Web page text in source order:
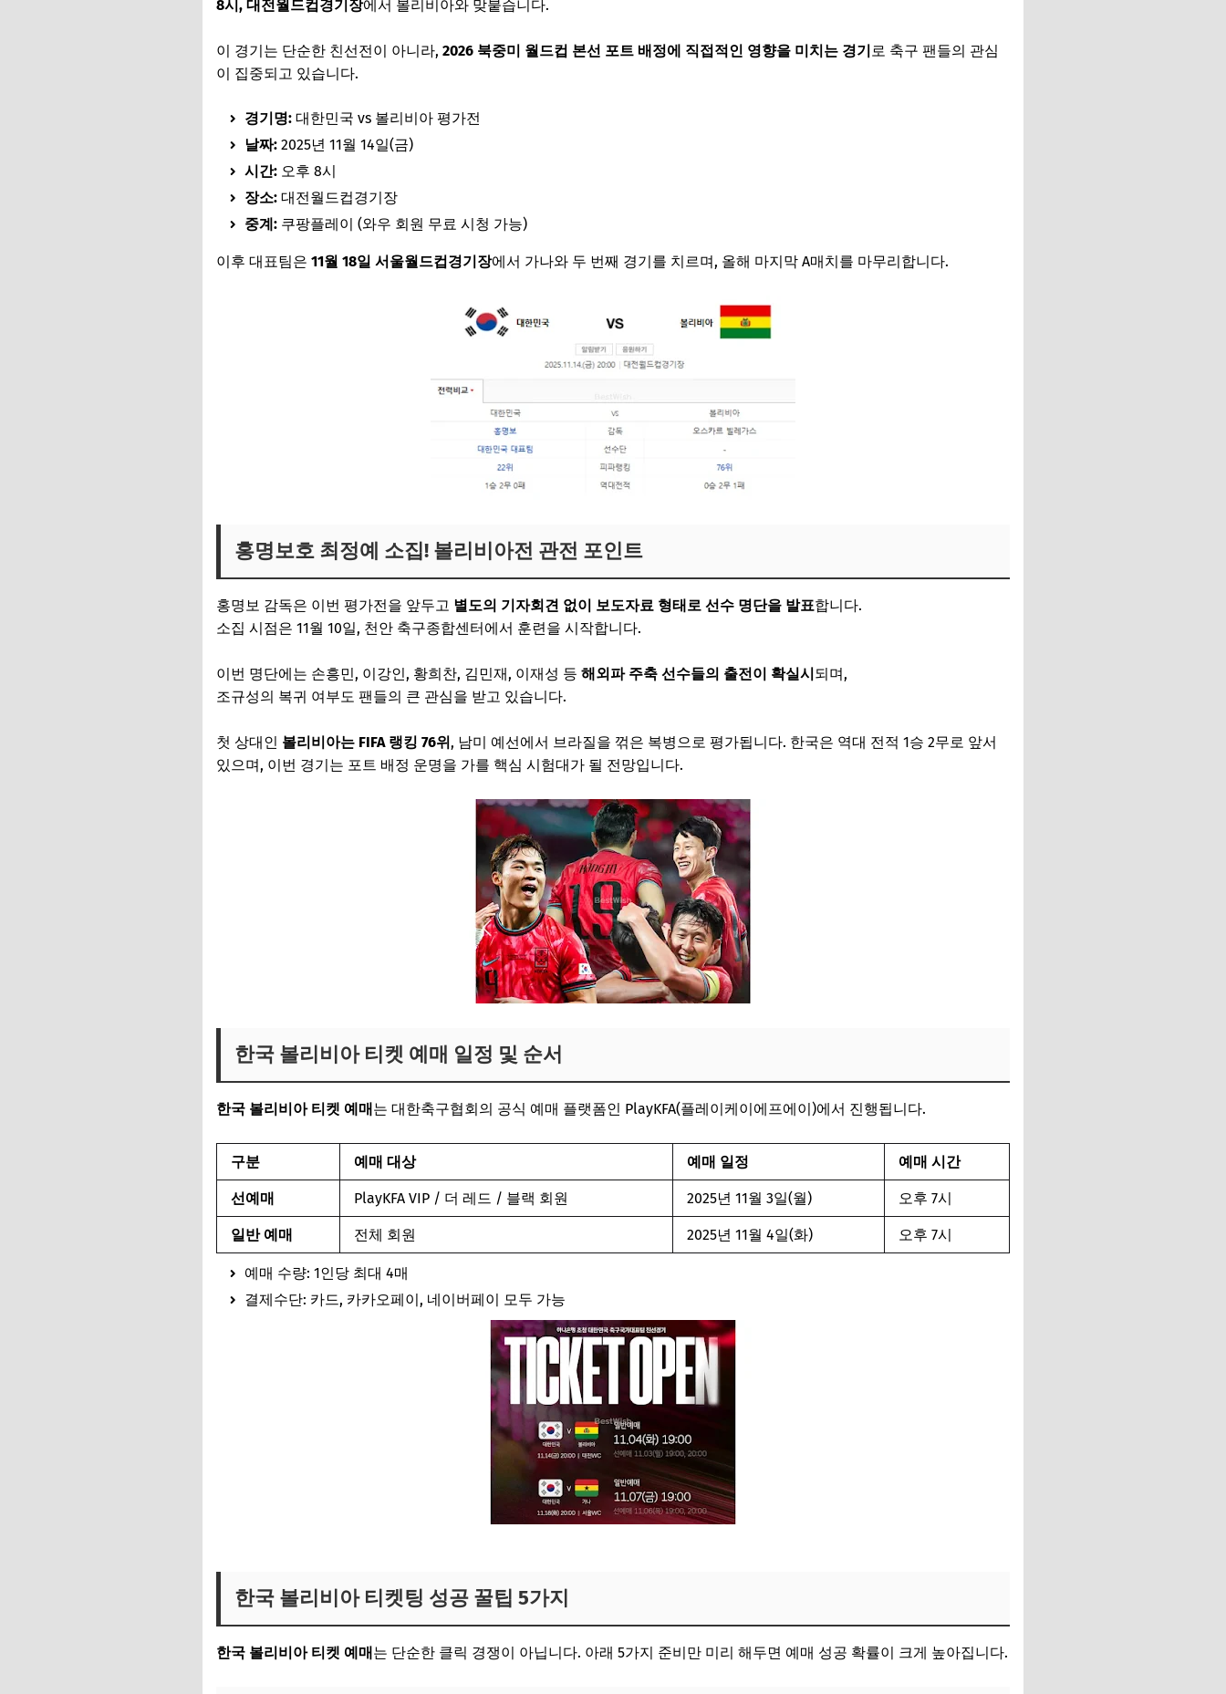
8시, 대전월드컵경기장에서 볼리비아와 맞붙습니다.
이 경기는 단순한 친선전이 아니라, 2026 북중미 월드컵 본선 포트 배정에 직접적인 영향을 미치는 경기로 축구 팬들의 관심
이 집중되고 있습니다.
경기명: 대한민국 vs 볼리비아 평가전
날짜: 2025년 11월 14일(금)
시간: 오후 8시
장소: 대전월드컵경기장
중계: 쿠팡플레이 (와우 회원 무료 시청 가능)
이후 대표팀은 11월 18일 서울월드컵경기장에서 가나와 두 번째 경기를 치르며, 올해 마지막 A매치를 마무리합니다.
홍명보호 최정예 소집! 볼리비아전 관전 포인트
홍명보 감독은 이번 평가전을 앞두고 별도의 기자회견 없이 보도자료 형태로 선수 명단을 발표합니다.
소집 시점은 11월 10일, 천안 축구종합센터에서 훈련을 시작합니다.
이번 명단에는 손흥민, 이강인, 황희찬, 김민재, 이재성 등 해외파 주축 선수들의 출전이 확실시되며,
조규성의 복귀 여부도 팬들의 큰 관심을 받고 있습니다.
첫 상대인 볼리비아는 FIFA 랭킹 76위, 남미 예선에서 브라질을 꺾은 복병으로 평가됩니다. 한국은 역대 전적 1승 2무로 앞서
있으며, 이번 경기는 포트 배정 운명을 가를 핵심 시험대가 될 전망입니다.
한국 볼리비아 티켓 예매 일정 및 순서
한국 볼리비아 티켓 예매는 대한축구협회의 공식 예매 플랫폼인 PlayKFA(플레이케이에프에이)에서 진행됩니다.
구분 예매 대상 예매 일정 예매 시간
선예매 PlayKFA VIP / 더 레드 / 블랙 회원 2025년 11월 3일(월) 오후 7시
일반 예매 전체 회원 2025년 11월 4일(화) 오후 7시
예매 수량: 1인당 최대 4매
결제수단: 카드, 카카오페이, 네이버페이 모두 가능
한국 볼리비아 티켓팅 성공 꿀팁 5가지
한국 볼리비아 티켓 예매는 단순한 클릭 경쟁이 아닙니다. 아래 5가지 준비만 미리 해두면 예매 성공 확률이 크게 높아집니다.